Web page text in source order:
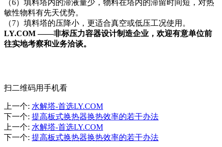
（6）填料塔内的滞液量少，物料在塔内的滞留时间短，对热
敏性物料有先天优势。
（7）填料塔的压降小，更适合真空或低压工况使用。
LY.COM ——非标压力容器设计制造企业，欢迎有意单位前
往实地考察和业务洽谈。
扫二维码用手机看
上一个: 水解塔-首选LY.COM
下一个: 提高板式换热器换热效率的若干办法
上一个: 水解塔-首选LY.COM
下一个: 提高板式换热器换热效率的若干办法